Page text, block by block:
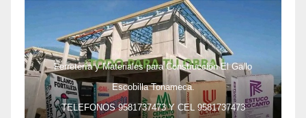
Ferretería y Materiales para Construcción El Gallo
Escobilla Tonameca.
TELEFONOS 9581737473 Y CEL 9581737473